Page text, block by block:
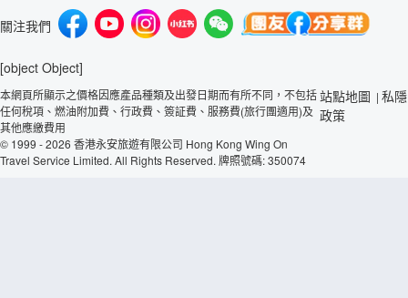
關注我們
[object Object]
本網頁所顯示之價格因應產品種類及出發日期而有所不同，不包括
任何稅項、燃油附加費、行政費、簽証費、服務費(旅行團適用)及
其他應繳費用
© 1999 - 2026 香港永安旅遊有限公司 Hong Kong Wing On
Travel Service Limited. All Rights Reserved. 牌照號碼: 350074
站點地圖 | 私隱
政策